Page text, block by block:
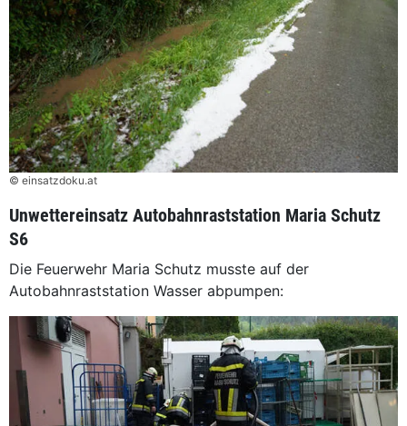
© einsatzdoku.at
Unwettereinsatz Autobahnraststation Maria Schutz
S6
Die Feuerwehr Maria Schutz musste auf der
Autobahnraststation Wasser abpumpen: